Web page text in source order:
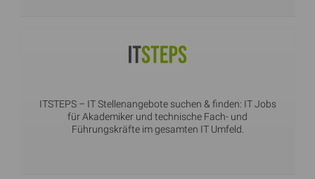
ITSTEPS– IT Stellenangebote suchen & finden: IT Jobs
für Akademiker und technische Fach- und
Führungskräfte im gesamten IT Umfeld.